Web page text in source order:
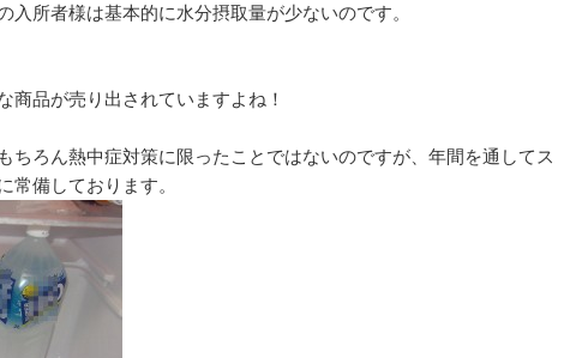
入所者様は基本的に水分摂取量が少ないのです。
商品が売り出されていますよね！
ちろん熱中症対策に限ったことではないのですが、年間を通してス